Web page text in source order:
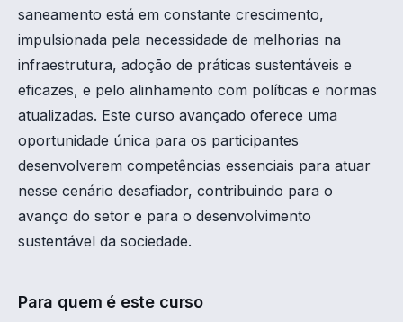
saneamento está em constante crescimento,
impulsionada pela necessidade de melhorias na
infraestrutura, adoção de práticas sustentáveis e
eficazes, e pelo alinhamento com políticas e normas
atualizadas. Este curso avançado oferece uma
oportunidade única para os participantes
desenvolverem competências essenciais para atuar
nesse cenário desafiador, contribuindo para o
avanço do setor e para o desenvolvimento
sustentável da sociedade.
Para quem é este curso